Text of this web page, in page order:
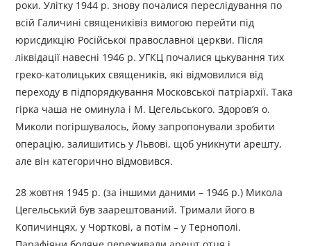
роки. Улітку 1944 р. знову почалися переслідування по
всій Галичині священиківіз вимогою перейти під
юрисдикцію Російської православної церкви. Після
ліквідації навесні 1946 р. УГКЦ почалися цькування тих
греко-католицьких священиків, які відмовилися від
переходу в підпорядкування Московської патріархії. Така
гірка чаша не оминула і М. Цегельського. Здоров’я о.
Миколи погіршувалось, йому запропонували зробити
операцію, залишитись у Львові, щоб уникнути арешту,
але він категорично відмовився.
28 жовтня 1945 р. (за іншими даними – 1946 р.) Микола
Цегельський був заарештований. Тримали його в
Копичинцях, у Чорткові, а потім – у Тернополі.